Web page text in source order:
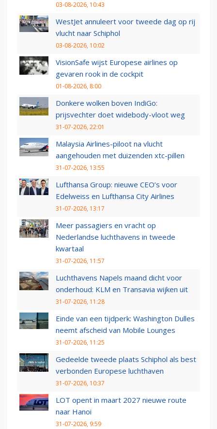
03-08-2026, 10:43
WestJet annuleert voor tweede dag op rij
vlucht naar Schiphol
03-08-2026, 10:02
VisionSafe wijst Europese airlines op
gevaren rook in de cockpit
01-08-2026, 8:00
Donkere wolken boven IndiGo:
prijsvechter doet widebody-vloot weg
31-07-2026, 22:01
Malaysia Airlines-piloot na vlucht
aangehouden met duizenden xtc-pillen
31-07-2026, 13:55
Lufthansa Group: nieuwe CEO’s voor
Edelweiss en Lufthansa City Airlines
31-07-2026, 13:17
Meer passagiers en vracht op
Nederlandse luchthavens in tweede
kwartaal
31-07-2026, 11:57
Luchthavens Napels maand dicht voor
onderhoud: KLM en Transavia wijken uit
31-07-2026, 11:28
Einde van een tijdperk: Washington Dulles
neemt afscheid van Mobile Lounges
31-07-2026, 11:25
Gedeelde tweede plaats Schiphol als best
verbonden Europese luchthaven
31-07-2026, 10:37
LOT opent in maart 2027 nieuwe route
naar Hanoi
31-07-2026, 9:59